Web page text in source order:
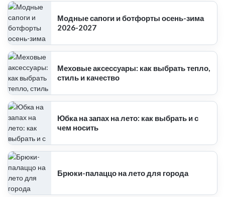
Модные сапоги и ботфорты осень-зима
2026-2027
Меховые аксессуары: как выбрать тепло,
стиль и качество
Юбка на запах на лето: как выбрать и с
чем носить
Брюки-палаццо на лето для города